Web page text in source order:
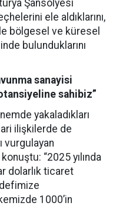
Şansölyesi
ele aldıklarını,
bölgesel ve küresel
bulunduklarını
sanayisi
sahibiz”
yakaladıkları
ilişkilerde de
vurgulayan
“2025 yılında
dolarlık ticaret
1000’in